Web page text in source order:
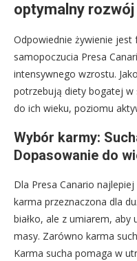
optymalny
Odpowiednie żywienie
samopoczucia Presa
intensywnego wzrostu.
potrzebują diety bogatej w
do ich wieku, poziomu
Wybór karmy:
Dopasowanie do
Dla Presa Canario
karma przeznaczona dla
białko, ale z umiarem, aby
masy. Zarówno karma
Karma sucha pomaga w